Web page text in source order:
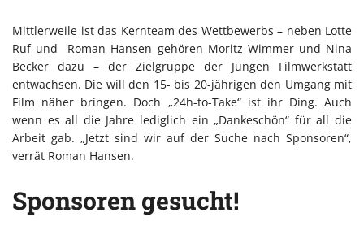
Mittlerweile ist das Kernteam des Wettbewerbs – neben Lotte
Ruf und Roman Hansen gehören Moritz Wimmer und Nina
Becker dazu – der Zielgruppe der Jungen Filmwerkstatt
entwachsen. Die will den 15- bis 20-jährigen den Umgang mit
Film näher bringen. Doch „24h-to-Take“ ist ihr Ding. Auch
wenn es all die Jahre lediglich ein „Dankeschön“ für all die
Arbeit gab. „Jetzt sind wir auf der Suche nach Sponsoren“,
verrät Roman Hansen.
Sponsoren gesucht!